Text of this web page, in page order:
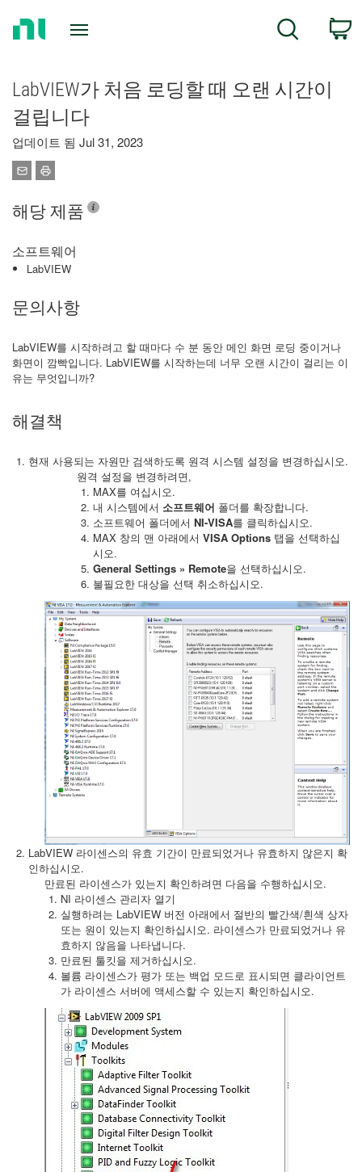
Search
LabVIEW가 처음 로딩할 때 오랜 시간이
걸립니다
업데이트 됨 Jul 31, 2023
해당 제품
소프트웨어
LabVIEW
문의사항
LabVIEW를 시작하려고 할 때마다 수 분 동안 메인 화면 로딩 중이거나
화면이 깜빡입니다. LabVIEW를 시작하는데 너무 오랜 시간이 걸리는 이
유는 무엇입니까?
해결책
현재 사용되는 자원만 검색하도록 원격 시스템 설정을 변경하십시오.
원격 설정을 변경하려면,
MAX를 여십시오.
내 시스템에서 소프트웨어 폴더를 확장합니다.
소프트웨어 폴더에서 NI-VISA를 클릭하십시오.
MAX 창의 맨 아래에서 VISA Options 탭을 선택하십
시오.
General Settings » Remote을 선택하십시오.
불필요한 대상을 선택 취소하십시오.
LabVIEW 라이센스의 유효 기간이 만료되었거나 유효하지 않은지 확
인하십시오.
만료된 라이센스가 있는지 확인하려면 다음을 수행하십시오.
NI 라이센스 관리자 열기
실행하려는 LabVIEW 버전 아래에서 절반의 빨간색/흰색 상자
또는 원이 있는지 확인하십시오. 라이센스가 만료되었거나 유
효하지 않음을 나타냅니다.
만료된 툴킷을 제거하십시오.
볼륨 라이센스가 평가 또는 백업 모드로 표시되면 클라이언트
가 라이센스 서버에 액세스할 수 있는지 확인하십시오.